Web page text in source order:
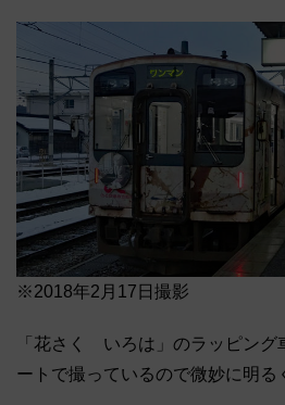
※2018年2月17日撮影
「花さく いろは」のラッピング
ートで撮っているので微妙に明る